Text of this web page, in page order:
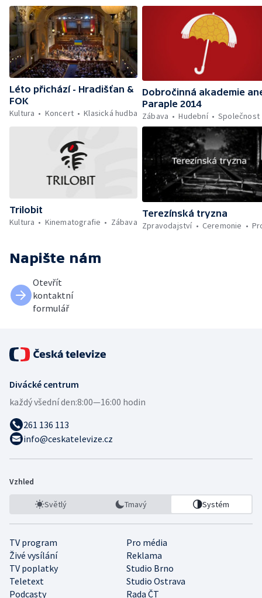
Léto přichází - Hradišťan &
FOK
Kultura
Koncert Klasická hudba
Dobročinná akademie
Paraple 2014
Zábava
Hudební Společnost
Trilobit
Kultura
Kinematografie Zábava
Terezínská tryzna
Zpravodajství
Ceremonie
Napište nám
Otevřít
kontaktní
formulář
Divácké centrum
každý všední den:8:00—16:00 hodin
261 136 113
info@ceskatelevize.cz
Vzhled
Světlý Tmavý Systém
TV program
Pro média
Živé vysílání
Reklama
TV poplatky
Studio Brno
Teletext
Studio Ostrava
Podcasty
Rada ČT